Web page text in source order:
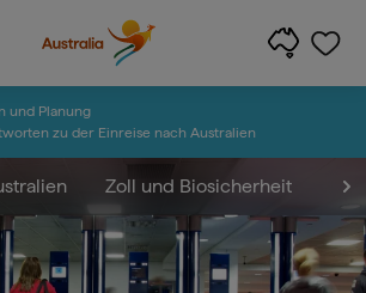
und Planung
zu der Einreise nach Australien
Zoll und Biosicherheit